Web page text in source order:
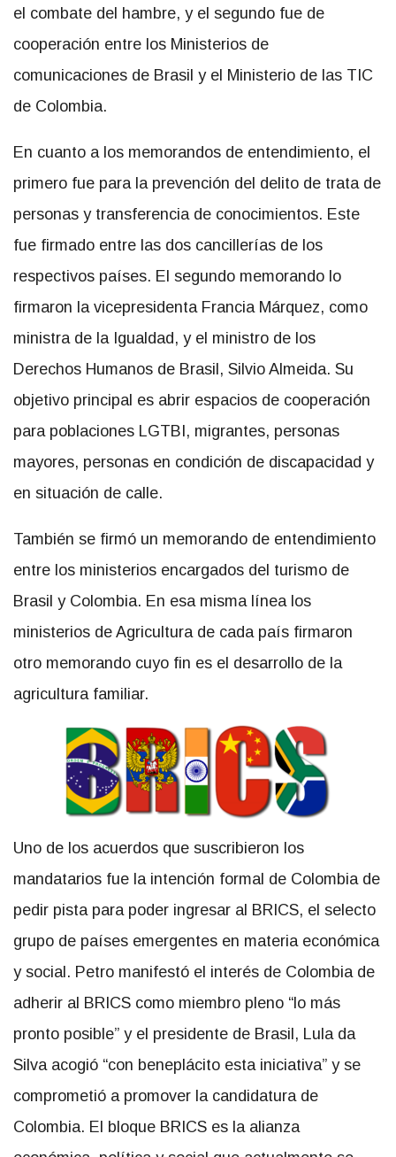
el combate del hambre, y el segundo fue de
cooperación entre los Ministerios de
comunicaciones de Brasil y el Ministerio de las TIC
de Colombia.
En cuanto a los memorandos de entendimiento, el
primero fue para la prevención del delito de trata de
personas y transferencia de conocimientos. Este
fue firmado entre las dos cancillerías de los
respectivos países. El segundo memorando lo
firmaron la vicepresidenta Francia Márquez, como
ministra de la Igualdad, y el ministro de los
Derechos Humanos de Brasil, Silvio Almeida. Su
objetivo principal es abrir espacios de cooperación
para poblaciones LGTBI, migrantes, personas
mayores, personas en condición de discapacidad y
en situación de calle.
También se firmó un memorando de entendimiento
entre los ministerios encargados del turismo de
Brasil y Colombia. En esa misma línea los
ministerios de Agricultura de cada país firmaron
otro memorando cuyo fin es el desarrollo de la
agricultura familiar.
Uno de los acuerdos que suscribieron los
mandatarios fue la intención formal de Colombia de
pedir pista para poder ingresar al BRICS, el selecto
grupo de países emergentes en materia económica
y social. Petro manifestó el interés de Colombia de
adherir al BRICS como miembro pleno “lo más
pronto posible” y el presidente de Brasil, Lula da
Silva acogió “con beneplácito esta iniciativa” y se
comprometió a promover la candidatura de
Colombia. El bloque BRICS es la alianza